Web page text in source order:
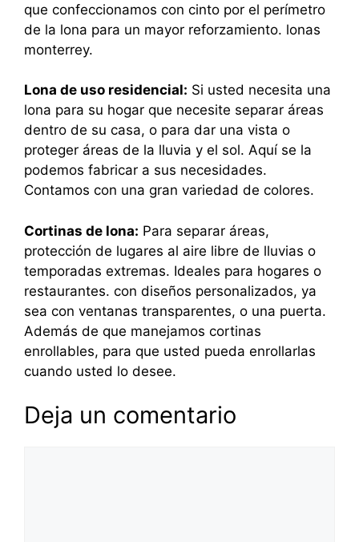
que confeccionamos con cinto por el perímetro
de la lona para un mayor reforzamiento. lonas
monterrey.
Lona de uso residencial: Si usted necesita una
lona para su hogar que necesite separar áreas
dentro de su casa, o para dar una vista o
proteger áreas de la lluvia y el sol. Aquí se la
podemos fabricar a sus necesidades.
Contamos con una gran variedad de colores.
Cortinas de lona: Para separar áreas,
protección de lugares al aire libre de lluvias o
temporadas extremas. Ideales para hogares o
restaurantes. con diseños personalizados, ya
sea con ventanas transparentes, o una puerta.
Además de que manejamos cortinas
enrollables, para que usted pueda enrollarlas
cuando usted lo desee.
Deja un comentario